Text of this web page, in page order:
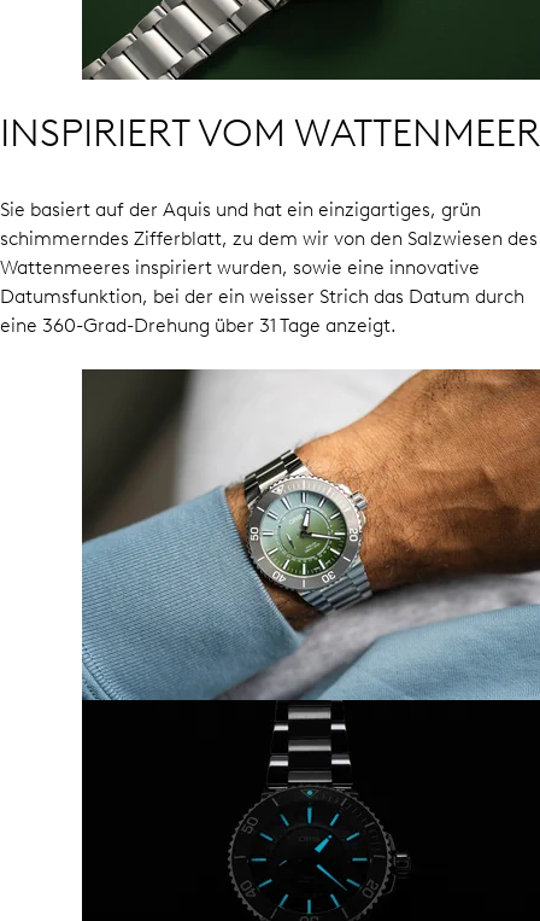
INSPIRIERT VOM WATTENMEER
Sie basiert auf der Aquis und hat ein einzigartiges, grün
schimmerndes Zifferblatt, zu dem wir von den Salzwiesen des
Wattenmeeres inspiriert wurden, sowie eine innovative
Datumsfunktion, bei der ein weisser Strich das Datum durch
eine 360-Grad-Drehung über 31 Tage anzeigt.